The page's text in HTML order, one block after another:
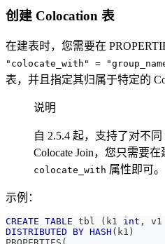
创建 Colocation 表
在建表时，您需要在
"colocate_with" =
表，并且指定其归属于特定的
说明
自 2.5.4 起，支持了对不同
Colocate Join，您只需要
colocate_with 属性即可。
示例：
CREATE TABLE tbl ( k1 int , v1
DISTRIBUTED
BY HASH ( k1 )